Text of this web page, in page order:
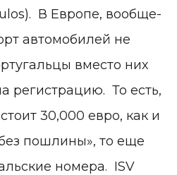
). В Европе, вообще-
автомобилей не
вместо них
регистрацию. То есть,
30,000 евро, как и
пошлины», то еще
номера. ISV